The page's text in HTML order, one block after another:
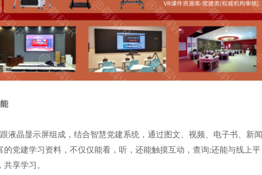
晶显示屏组成，结合智慧党建系统，通过图文、视频、电子书、新闻
的党建学习资料，不仅仅能看，听，还能触摸互动，查询;还能与线上平
享学习。